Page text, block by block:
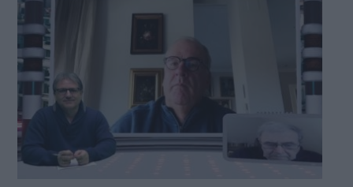
Legitimación:
Destinatarios: